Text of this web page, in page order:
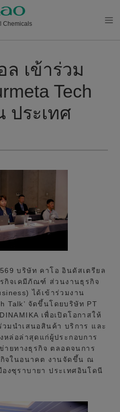
Chemicals
ล เข้าร่วม
Tech
ประเทศ
บริษัท คาโอ อินดัสเตรียล
กิจเคมีภัณฑ์ ส่วนงานธุรกิจ
ได้เข้าร่วมงาน
Talk’ จัดขึ้นโดยบริษัท PT
เพื่อเปิดโอกาสให้
มนำเสนอสินค้า บริการ และ
หล่อล่าสุดแก่ผู้ประกอบการ
ายทางธุรกิจ ตลอดจนการ
จในอนาคต งานจัดขึ้น ณ
งซุราบายา ประเทศอินโดนี